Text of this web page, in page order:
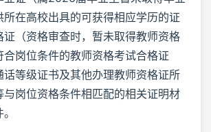
在高校出具的可获得相应学历的证
证（资格审查时，暂未取得教师资格
岗位条件的教师资格考试合格证
话等级证书及其他办理教师资格证所
与岗位资格条件相匹配的相关证明材